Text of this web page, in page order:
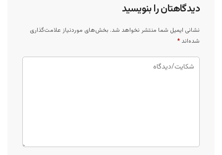
دیدگاهتان را بنویسید
نشانی ایمیل شما منتشر نخواهد شد. بخش‌های موردنیاز علامت‌گذاری
شده‌اند *